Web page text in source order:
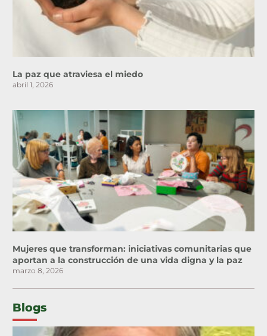
La paz que atraviesa el miedo
abril 1, 2026
Mujeres que transforman: iniciativas comunitarias que
aportan a la construcción de una vida digna y la paz
marzo 8, 2026
Blogs